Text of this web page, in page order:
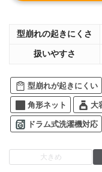
型崩れの起きにくさ
扱いやすさ
型崩れが起きにくい
角形ネット 大
ドラム式洗濯機対応
大きめ